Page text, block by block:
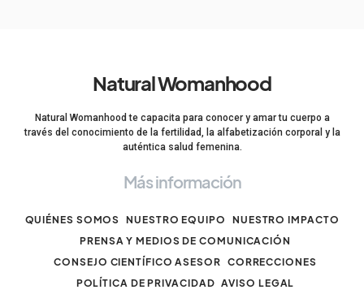
Natural Womanhood
Natural Womanhood te capacita para conocer y amar tu cuerpo a
través del conocimiento de la fertilidad, la alfabetización corporal y la
auténtica salud femenina.
Más información
QUIÉNES SOMOS NUESTRO EQUIPO
NUESTRO IMPACTO
PRENSA Y MEDIOS DE COMUNICACIÓN
CONSEJO CIENTÍFICO ASESOR CORRECCIONES
POLÍTICA DE PRIVACIDAD AVISO LEGAL